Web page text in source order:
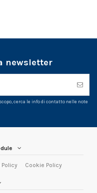
newsletter
cerca le info di contatto nelle note
Policy Cookie Policy